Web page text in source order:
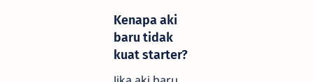
Kenapa aki
baru tidak
kuat starter?